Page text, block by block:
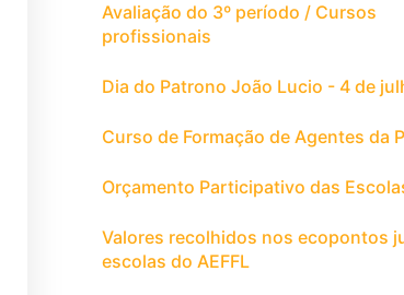
Avaliação do 3º período / Cursos
profissionais
Dia do Patrono João Lucio - 4 de
Curso de Formação de Agentes da
Orçamento Participativo das
Valores recolhidos nos ecopontos
escolas do AEFFL